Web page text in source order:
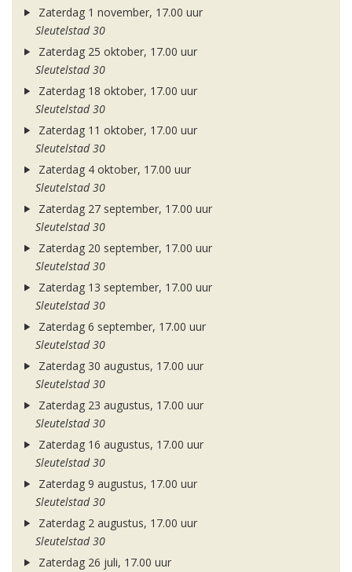
Zaterdag 1 november, 17.00 uur
Sleutelstad 30
Zaterdag 25 oktober, 17.00 uur
Sleutelstad 30
Zaterdag 18 oktober, 17.00 uur
Sleutelstad 30
Zaterdag 11 oktober, 17.00 uur
Sleutelstad 30
Zaterdag 4 oktober, 17.00 uur
Sleutelstad 30
Zaterdag 27 september, 17.00 uur
Sleutelstad 30
Zaterdag 20 september, 17.00 uur
Sleutelstad 30
Zaterdag 13 september, 17.00 uur
Sleutelstad 30
Zaterdag 6 september, 17.00 uur
Sleutelstad 30
Zaterdag 30 augustus, 17.00 uur
Sleutelstad 30
Zaterdag 23 augustus, 17.00 uur
Sleutelstad 30
Zaterdag 16 augustus, 17.00 uur
Sleutelstad 30
Zaterdag 9 augustus, 17.00 uur
Sleutelstad 30
Zaterdag 2 augustus, 17.00 uur
Sleutelstad 30
Zaterdag 26 juli, 17.00 uur